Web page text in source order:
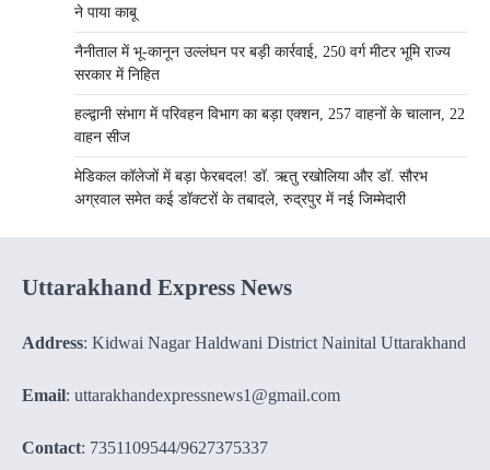
ने पाया काबू
नैनीताल में भू-कानून उल्लंघन पर बड़ी कार्रवाई, 250 वर्ग मीटर भूमि राज्य
सरकार में निहित
हल्द्वानी संभाग में परिवहन विभाग का बड़ा एक्शन, 257 वाहनों के चालान, 22
वाहन सीज
मेडिकल कॉलेजों में बड़ा फेरबदल! डॉ. ऋतु रखोलिया और डॉ. सौरभ
अग्रवाल समेत कई डॉक्टरों के तबादले, रुद्रपुर में नई जिम्मेदारी
Uttarakhand Express News
Address: Kidwai Nagar Haldwani District Nainital Uttarakhand
Email: uttarakhandexpressnews1@gmail.com
Contact: 7351109544/9627375337